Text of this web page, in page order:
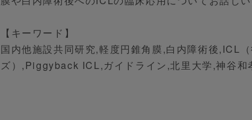
【キーワード】
国内他施設共同研究,軽度円錐角膜,白内障術後,ICL
ズ）,Piggyback ICL,ガイドライン,北里大学,神谷和